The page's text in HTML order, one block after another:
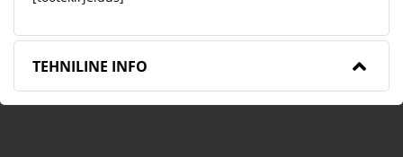
TEHNILINE INFO